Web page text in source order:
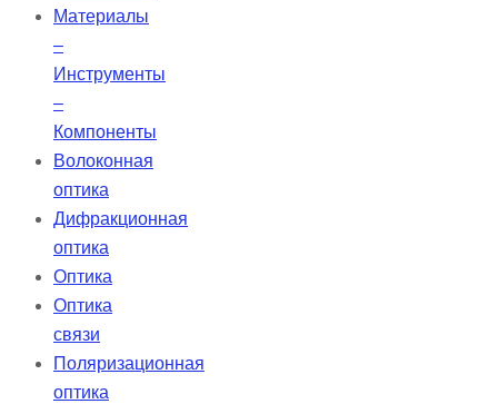
Материалы
–
Инструменты
–
Компоненты
Волоконная
оптика
Дифракционная
оптика
Оптика
Оптика
связи
Поляризационная
оптика